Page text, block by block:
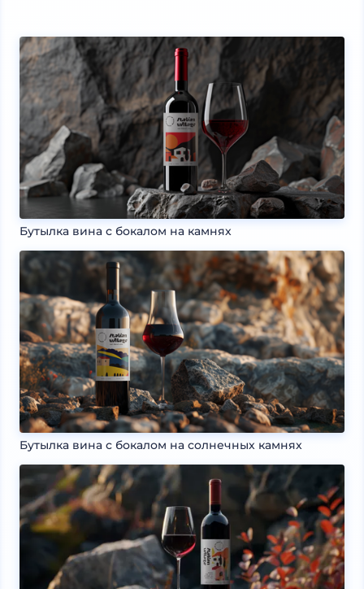
Бутылка вина с бокалом на камнях
Бутылка вина с бокалом на солнечных камнях